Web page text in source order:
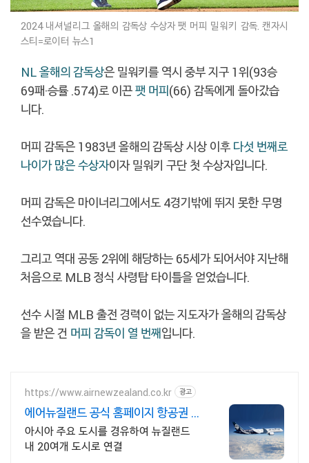
2024 내셔널리그 올해의 감독상 수상자 팻 머피 밀워키 감독. 캔자시
스티=로이터 뉴스1
NL 올해의 감독상은 밀워키를 역시 중부 지구 1위(93승
69패·승률 .574)로 이끈팻 머피(66) 감독에게 돌아갔습
니다.
머피 감독은 1983년 올해의 감독상 시상 이후 다섯 번째로
나이가 많은 수상자이자 밀워키 구단 첫 수상자입니다.
머피 감독은 마이너리그에서도 4경기밖에 뛰지 못한 무명
선수였습니다.
그리고 역대 공동 2위에 해당하는 65세가 되어서야 지난해
처음으로 MLB 정식 사령탑 타이틀을 얻었습니다.
선수 시절 MLB 출전 경력이 없는 지도자가 올해의 감독상
을 받은 건 머피 감독이 열 번째입니다.
https://www.airnewzealand.co.kr 광고
에어뉴질랜드 공식 홈페이지 항공권 예
약 및 여행 정보
아시아 주요 도시를 경유하여 뉴질랜드
내 20여개 도시로 연결